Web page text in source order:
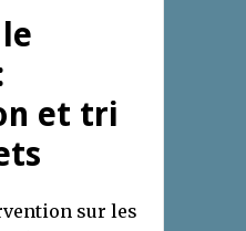
et tri
sur les